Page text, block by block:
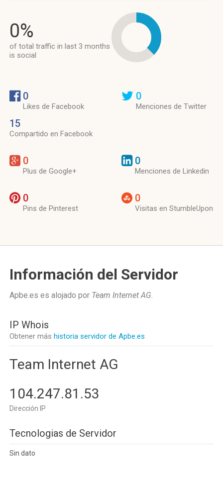
0%
of total traffic in last 3 months
is social
0
Likes de Facebook
15
Compartido en Facebook
0
Menciones de Twitter
0
Plus de Google+
0
Menciones de Linkedin
0
Pins de Pinterest
0
Visitas en StumbleUpon
Información del Servidor
Apbe.es es alojado por Team Internet AG.
IP Whois
Obtener más historia servidor de Apbe.es
Team Internet AG
104.247.81.53
Dirección IP
Tecnologias de Servidor
Sin dato